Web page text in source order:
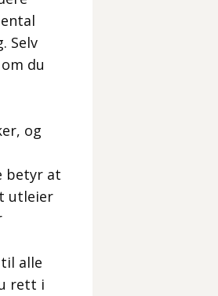
Selv
du
og
betyr at
utleier
alle
rett i